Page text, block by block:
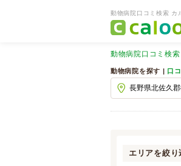
動物病院口コミ検索 カ
動物病院口コミ検索
動物病院を探す | 口
エリアを絞り